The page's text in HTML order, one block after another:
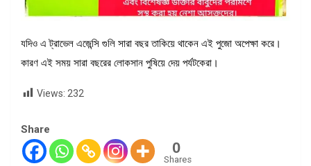
যদিও এ ট্রাভেল এজেন্সি গুলি সারা বছর তাকিয়ে থাকেন এই পুজো অপেক্ষা করে।
কারণ এই সময় সারা বছরের লোকসান পুষিয়ে দেয় পর্যটকেরা।
Views: 232
Share
0
Shares